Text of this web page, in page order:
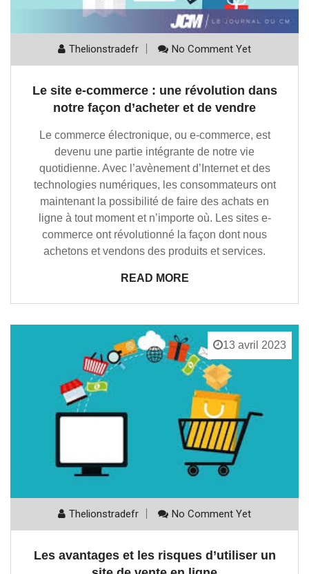
Thelionstradefr No Comment Yet
Le site e-commerce : une révolution dans
notre façon d’acheter et de vendre
Le commerce électronique, ou e-commerce, est
devenu une partie intégrante de notre vie
quotidienne. Avec l’avènement d’Internet et des
technologies numériques, les consommateurs ont
maintenant la possibilité de faire des achats en
ligne à tout moment et n’importe où. Les sites e-
commerce ont révolutionné la façon dont nous
achetons et vendons des produits et services.
READ MORE
13 avril 2023
Thelionstradefr No Comment Yet
Les avantages et les risques d’utiliser un